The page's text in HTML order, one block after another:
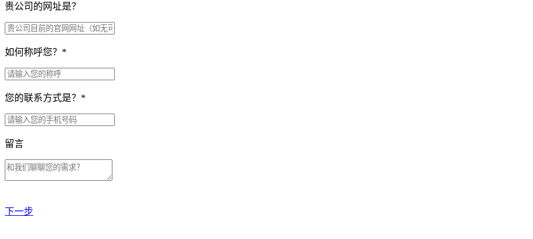
贵公司的网址是？
如何称呼您？ *
您的联系方式是？ *
留言
下一步